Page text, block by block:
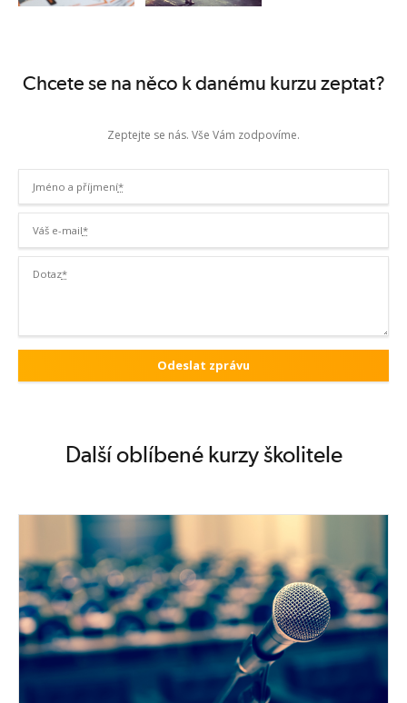
Chcete se na něco k danému kurzu zeptat?
Zeptejte se nás. Vše Vám zodpovíme.
Jméno a příjmení*
Váš e-mail*
Dotaz*
Další oblíbené kurzy školitele